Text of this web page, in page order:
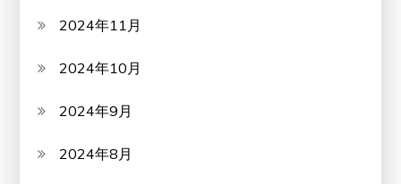
2024年11月
2024年10月
2024年9月
2024年8月